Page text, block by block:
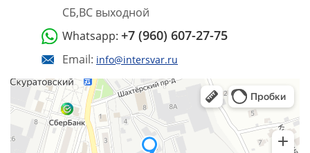
СБ,ВС выходной
Whatsapp: +7 (960) 607-27-75
Email: info@intersvar.ru